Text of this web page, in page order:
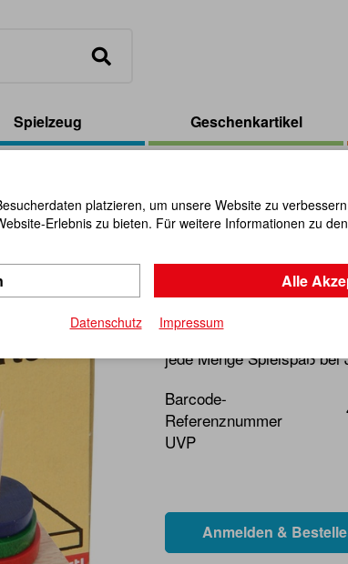
Spielzeug Geschenkartikel
Der
Artikel-Nr.:103605
Diese kleinen Spiele aus
jede Menge Spielspaß
Barcode-
Referenznummer
UVP
platzieren, um unsere Website zu
Erlebnis zu bieten. Für weitere Informationen zu
Alle
Datenschutz Impressum